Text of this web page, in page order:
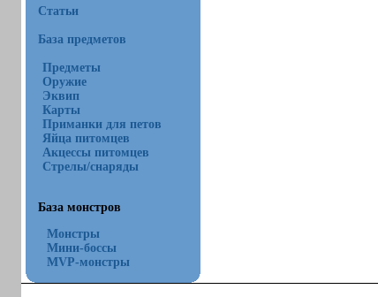
Статьи
База предметов
Предметы
Оружие
Эквип
Карты
Приманки для петов
Яйца питомцев
Акцессы питомцев
Стрелы/снаряды
База монстров
Монстры
Мини-боссы
MVP-монстры